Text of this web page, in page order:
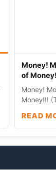
Money!
of
Money!
Money!!!
READ